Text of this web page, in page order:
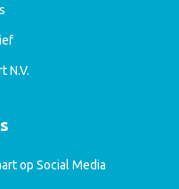
N.V.
op Social Media